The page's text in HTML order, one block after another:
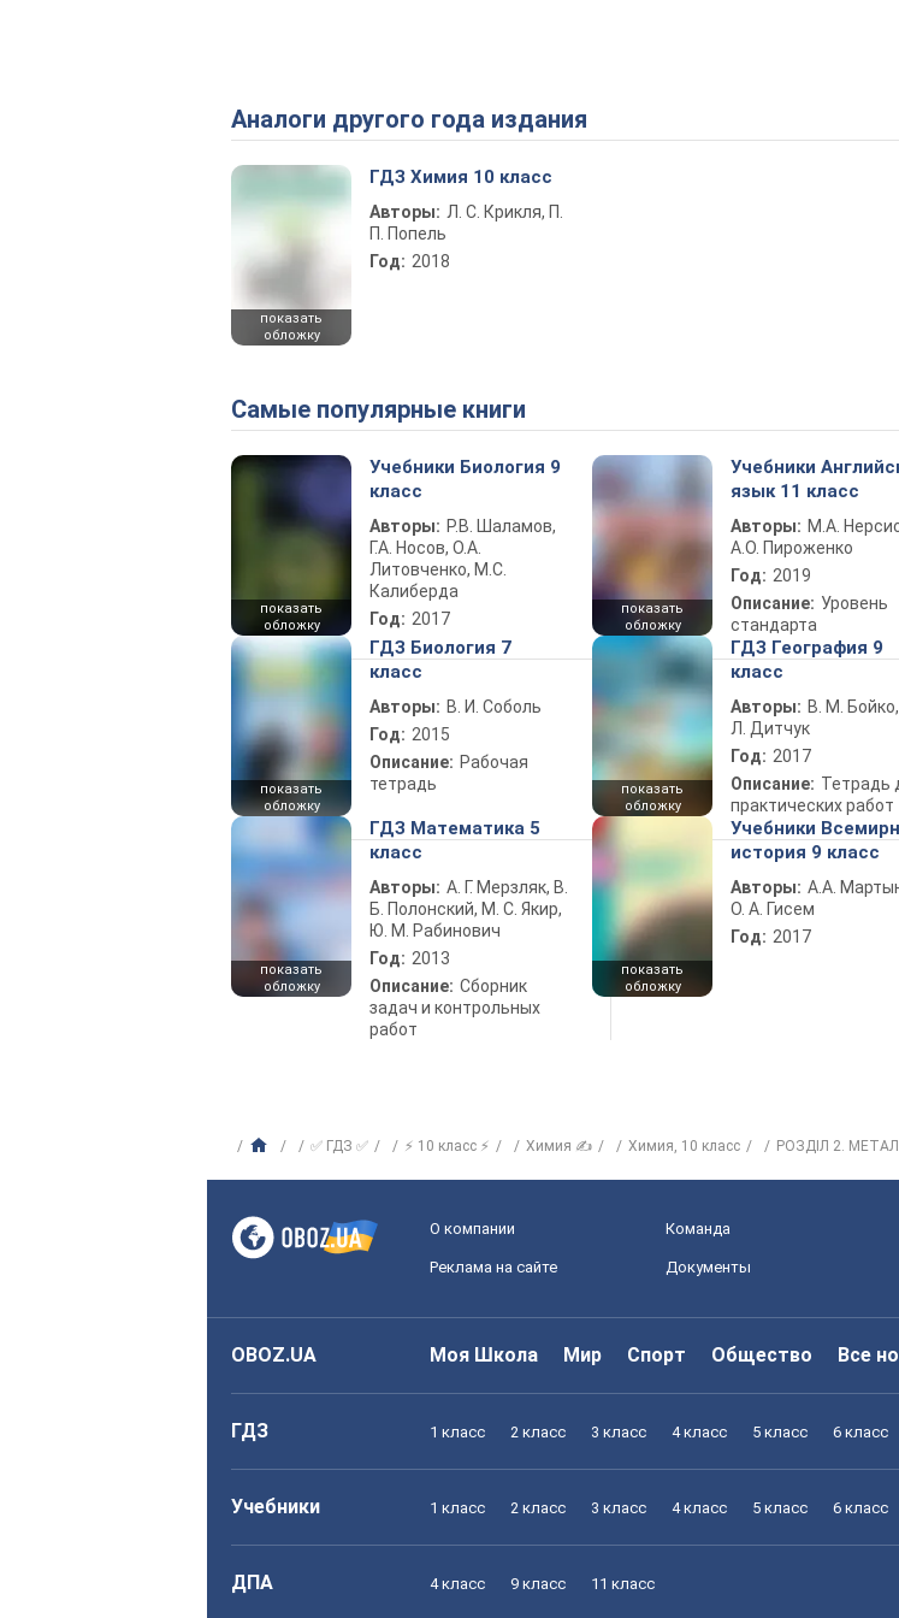
Аналоги другого года издания
показать
обложку
ГДЗ Химия 10 класс
Авторы: Л. С. Крикля, П.
П. Попель
Год: 2018
Самые популярные книги
показать
обложку
Учебники Биология 9
класс
Авторы: Р.В. Шаламов,
Г.А. Носов, О.А.
Литовченко, М.С.
Калиберда
Год: 2017
показать
обложку
Учебники
язык 11 класс
Авторы: М.А.
А.О. Пироженко
Год: 2019
Описание: Уровень
стандарта
показать
обложку
ГДЗ Биология 7
класс
Авторы: В. И. Соболь
Год: 2015
Описание: Рабочая
тетрадь
показать
обложку
ГДЗ География 9
класс
Авторы: В. М. Бойко,
Л. Дитчук
Год: 2017
Описание: Тетрадь
практических работ
показать
обложку
ГДЗ Математика 5
класс
Авторы: А. Г. Мерзляк, В.
Б. Полонский, М. С. Якир,
Ю. М. Рабинович
Год: 2013
Описание: Сборник
задач и контрольных
работ
показать
обложку
Учебники
история 9 класс
Авторы: А.А.
О. А. Гисем
Год: 2017
✅ ГДЗ ✅ ⚡ 10 класс ⚡ Химия ✍ Химия, 10 класс РОЗДІЛ 2.
О компании Команда
Реклама на сайте Документы
OBOZ.UA Моя Школа Мир Спорт Общество Все
ГДЗ 1 класс 2 класс 3 класс 4 класс 5 класс 6 класс
Учебники 1 класс 2 класс 3 класс 4 класс 5 класс 6 класс
ДПА 4 класс 9 класс 11 класс